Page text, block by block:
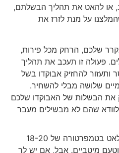
או להאט את תהליך הבשלתם,
על מנת לזרז את
שלכם, הרחק מכל פירות,
פעולה זו תעכב את תהליך
להחזיק אבוקדו בשל
שלושה מבלי להשחיר.
הבשלות של האבוקדו שלכם
שהם לא מבשילים מעבר
עדיף להבשיל אבוקדו לאט בטמפרטורה של 18-20
מיטביים. אבל, אם יש לך